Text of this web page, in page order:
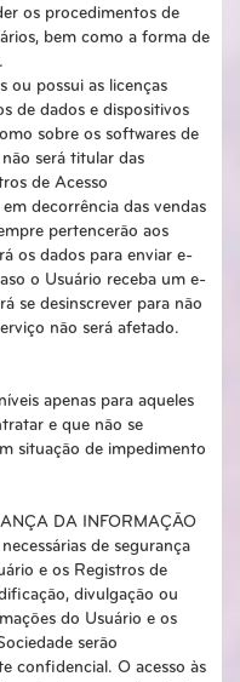
os procedimentos de
bem como a forma de
ou possui as licenças
de dados e dispositivos
sobre os softwares de
será titular das
de Acesso
decorrência das vendas
pertencerão aos
os dados para enviar e-
o Usuário receba um e-
se desinscrever para não
não será afetado.
apenas para aqueles
e que não se
situação de impedimento
DA INFORMAÇÃO
de segurança
e os Registros de
divulgação ou
do Usuário e os
serão
confidencial. O acesso às